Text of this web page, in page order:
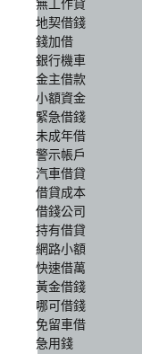
無工作貸
地契借錢
錢加借
銀行機車
金主借款
小額資金
緊急借錢
未成年借
警示帳戶
汽車借貸
借貸成本
借錢公司
持有借貸
網路小額
快速借萬
黃金借錢
哪可借錢
免留車借
急用錢